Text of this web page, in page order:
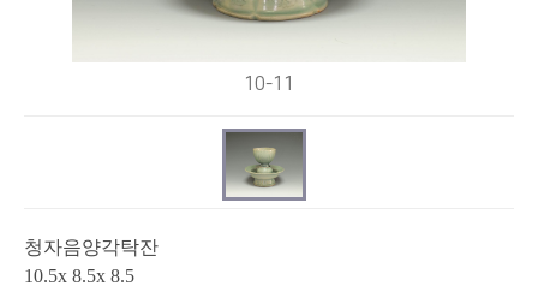
10-11
청자음양각탁잔
10.5x 8.5x 8.5